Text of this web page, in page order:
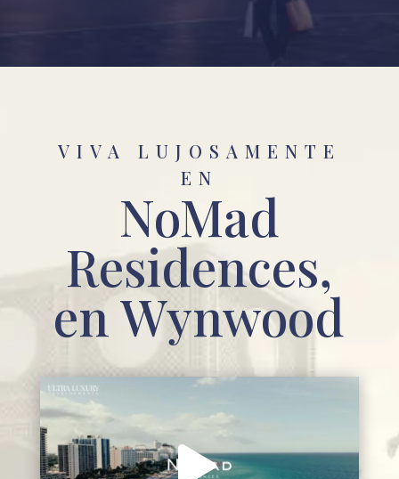
VIVA LUJOSAMENTE
EN
NoMad
Residences,
en Wynwood